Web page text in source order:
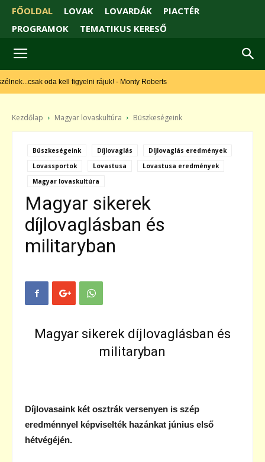
FŐOLDAL LOVAK LOVARDÁK
PIACTÉR
PROGRAMOK
TEMATIKUS KERESŐ
oda kell figyelni rájuk! - Monty Roberts
Kezdőlap Magyar lovaskultúra Büszkeségeink
Büszkeségeink Díjlovaglás
Díjlovaglás eredmények
Lovassportok
Lovastusa
Lovastusa eredmények
Magyar lovaskultúra
Magyar sikerek
díjlovaglásban és
militaryban
Magyar sikerek díjlovaglásban és
militaryban
Díjlovasaink két osztrák versenyen is szép
eredménnyel képviselték hazánkat június első
hétvégéjén.